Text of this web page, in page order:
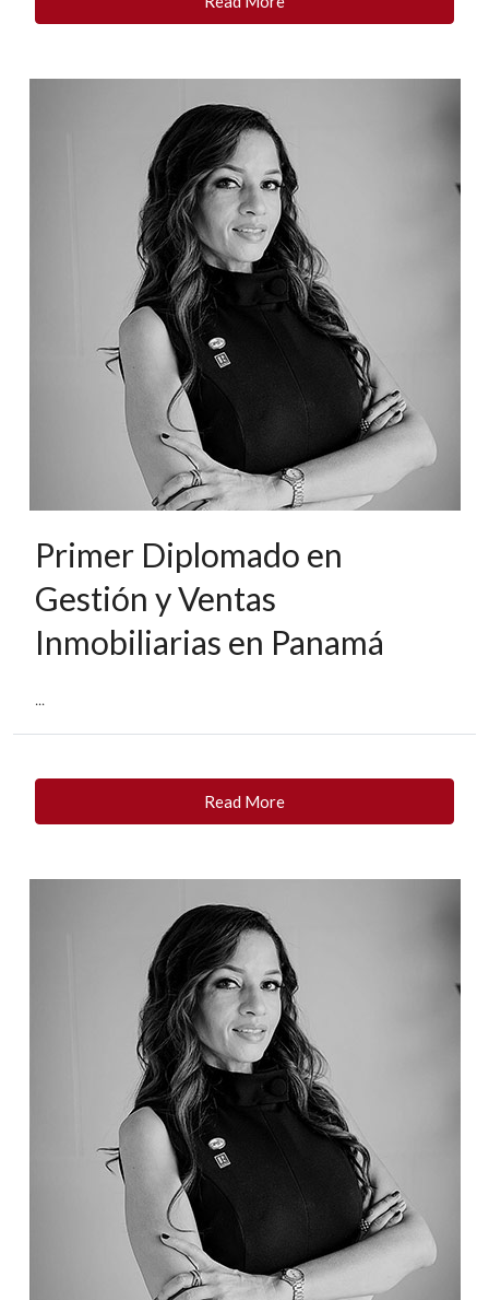
Primer Diplomado en
Gestión y Ventas
Inmobiliarias en Panamá
...
Read More